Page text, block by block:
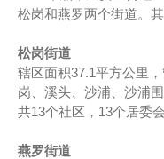
松岗和燕罗两个街道。其
松岗街道
辖区面积37.1平方公里
岗、溪头、沙浦、沙浦
共13个社区，13个居委会
燕罗街道